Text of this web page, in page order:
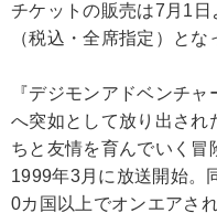
チケットの販売は7月1
（税込・全席指定）とな
『デジモンアドベンチ
へ突如として放り出され
ちと友情を育んでいく冒
1999年3月に放送開始。
0カ国以上でオンエアさ